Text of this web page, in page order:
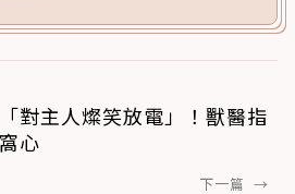
對主人燦笑放電」！獸醫指
心
下一篇 →